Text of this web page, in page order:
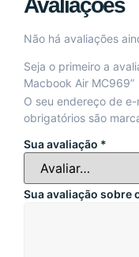
Avaliações
Não há avaliações
Seja o primeiro a
Macbook Air MC969”
O seu endereço de
obrigatórios são
Sua avaliação *
Sua avaliação sobre